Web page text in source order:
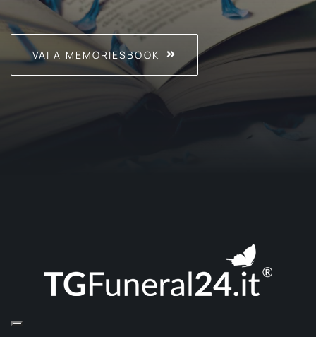
VAI A MEMORIESBOOK